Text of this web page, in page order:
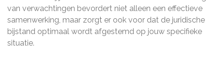
van verwachtingen bevordert niet alleen een effectieve
samenwerking, maar zorgt er ook voor dat de juridische
bijstand optimaal wordt afgestemd op jouw specifieke
situatie.